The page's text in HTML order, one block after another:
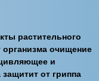
растительного
очищение
и
от гриппа